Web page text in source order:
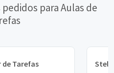
para Aulas de
Tarefas